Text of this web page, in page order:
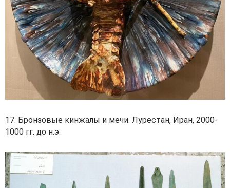
17. Бронзовые кинжалы и мечи. Лурестан, Иран, 2000-
1000 гг. до н.э.